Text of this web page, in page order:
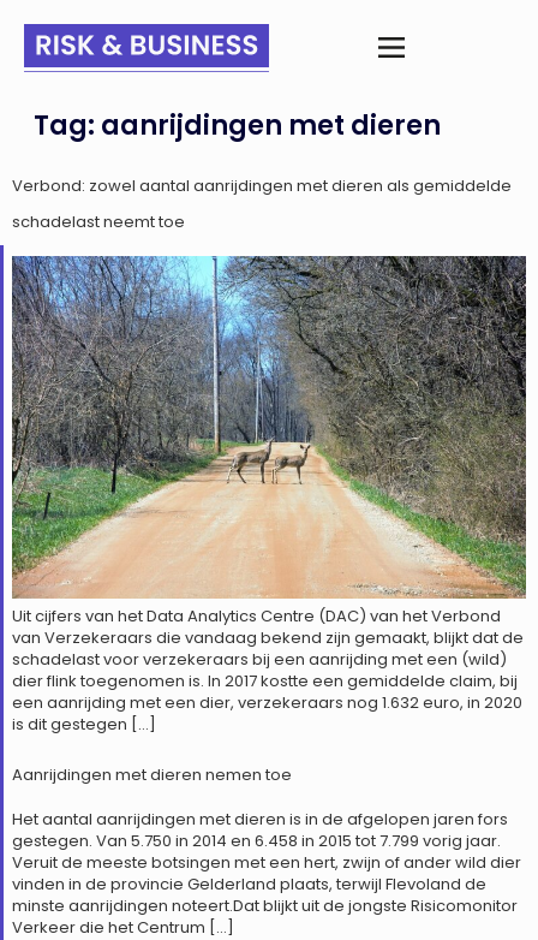
Tag: aanrijdingen met dieren
Verbond: zowel aantal aanrijdingen met dieren als gemiddelde
schadelast neemt toe
Uit cijfers van het Data Analytics Centre (DAC) van het Verbond
van Verzekeraars die vandaag bekend zijn gemaakt, blijkt dat de
schadelast voor verzekeraars bij een aanrijding met een (wild)
dier flink toegenomen is. In 2017 kostte een gemiddelde claim, bij
een aanrijding met een dier, verzekeraars nog 1.632 euro, in 2020
is dit gestegen […]
Aanrijdingen met dieren nemen toe
Het aantal aanrijdingen met dieren is in de afgelopen jaren fors
gestegen. Van 5.750 in 2014 en 6.458 in 2015 tot 7.799 vorig jaar.
Veruit de meeste botsingen met een hert, zwijn of ander wild dier
vinden in de provincie Gelderland plaats, terwijl Flevoland de
minste aanrijdingen noteert.Dat blijkt uit de jongste Risicomonitor
Verkeer die het Centrum […]